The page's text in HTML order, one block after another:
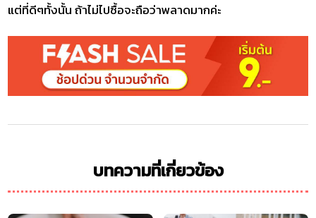
แต่ที่ดีๆทั้งนั้น ถ้าไม่ไปซื้อจะถือว่าพลาดมากค่ะ
บทความที่เกี่ยวข้อง